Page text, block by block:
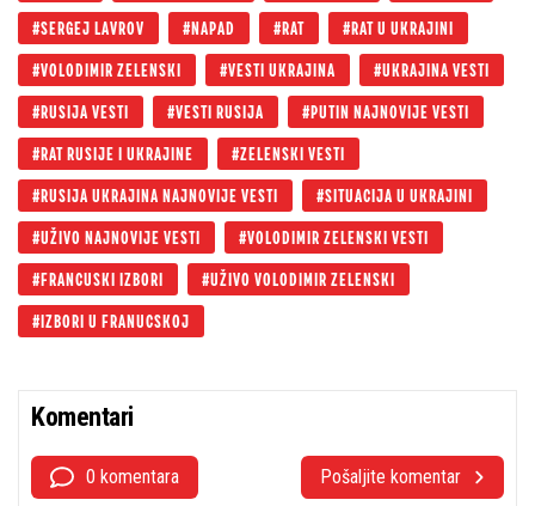
SERGEJ LAVROV NAPAD RAT RAT U UKRAJINI
VOLODIMIR ZELENSKI VESTI UKRAJINA UKRAJINA VESTI
RUSIJA VESTI VESTI RUSIJA PUTIN NAJNOVIJE VESTI
RAT RUSIJE I UKRAJINE ZELENSKI VESTI
RUSIJA UKRAJINA NAJNOVIJE VESTI SITUACIJA U UKRAJINI
UŽIVO NAJNOVIJE VESTI VOLODIMIR ZELENSKI VESTI
FRANCUSKI IZBORI UŽIVO VOLODIMIR ZELENSKI
IZBORI U FRANUCSKOJ
Komentari
0 komentara Pošaljite komentar